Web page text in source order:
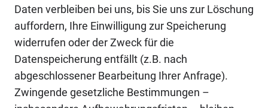
Daten verbleiben bei uns, bis Sie uns zur Löschung
auffordern, Ihre Einwilligung zur Speicherung
widerrufen oder der Zweck für die
Datenspeicherung entfällt (z.B. nach
abgeschlossener Bearbeitung Ihrer Anfrage).
Zwingende gesetzliche Bestimmungen –